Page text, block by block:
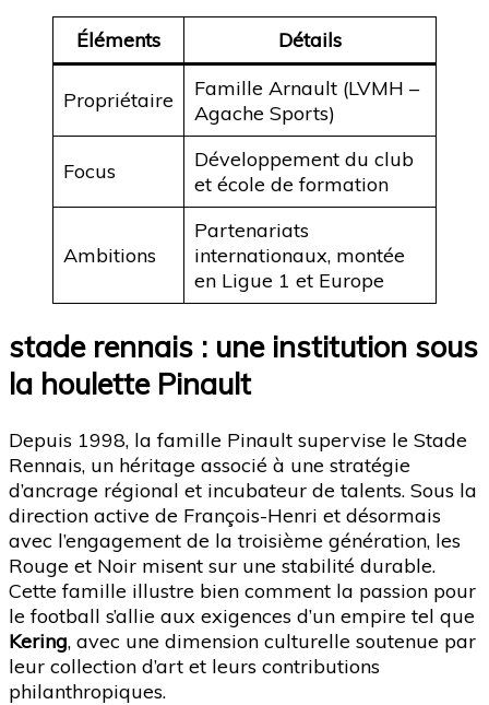
Éléments Détails
Propriétaire
Famille Arnault (LVMH –
Agache Sports)
Focus
Développement du club
et école de formation
Ambitions
Partenariats
internationaux, montée
en Ligue 1 et Europe
stade rennais : une institution sous
la houlette Pinault
Depuis 1998, la famille Pinault supervise le Stade
Rennais, un héritage associé à une stratégie
d’ancrage régional et incubateur de talents. Sous la
direction active de François-Henri et désormais
avec l’engagement de la troisième génération, les
Rouge et Noir misent sur une stabilité durable.
Cette famille illustre bien comment la passion pour
le football s’allie aux exigences d’un empire tel que
Kering, avec une dimension culturelle soutenue par
leur collection d’art et leurs contributions
philanthropiques.